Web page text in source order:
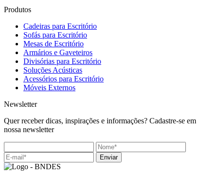
Produtos
Cadeiras para Escritório
Sofás para Escritório
Mesas de Escritório
Armários e Gaveteiros
Divisórias para Escritório
Soluções Acústicas
Acessórios para Escritório
Móveis Externos
Newsletter
Quer receber dicas, inspirações e informações? Cadastre-se em
nossa newsletter
Enviar